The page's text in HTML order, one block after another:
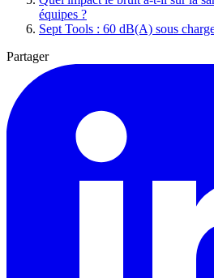
équipes ?
Sept Tools : 60 dB(A) sous
Partager